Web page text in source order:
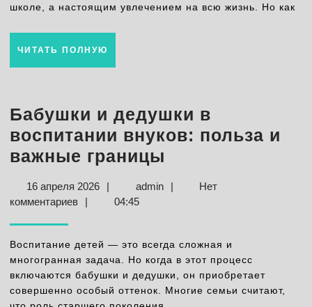
для
школе, а настоящим увлечением на всю жизнь. Но как
ЧИТАТЬ ПОЛНУЮ
Бабушки и дедушки в
воспитании внуков: польза и
важные границы
дедушки
воспитании
внуков:
польза
16 апреля 202616
апреля
| adminadmin
|
Нет
комментариев
| 04:45
Воспитание детей — это всегда сложная и
многогранная задача. Но когда в этот процесс
включаются бабушки и дедушки, он приобретает
совершенно особый оттенок. Многие семьи считают,